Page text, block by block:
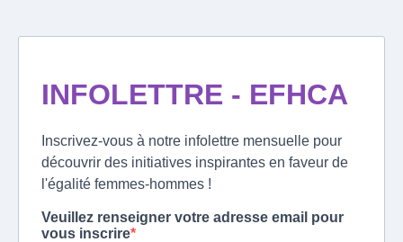
INFOLETTRE - EFHCA
Inscrivez-vous à notre infolettre mensuelle pour
découvrir des initiatives inspirantes en faveur de
l'égalité femmes-hommes !
Veuillez renseigner votre adresse email pour
vous inscrire